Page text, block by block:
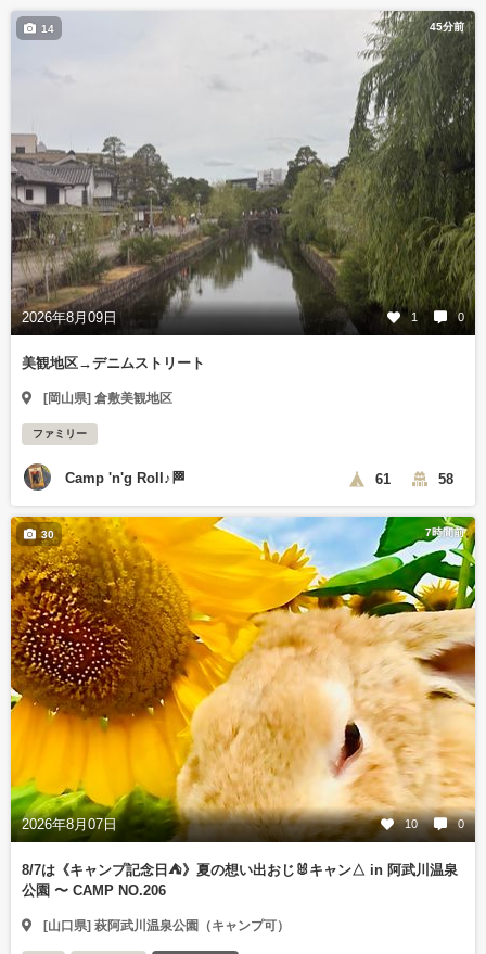
45分前
2026年8月09日 1 0
14
美観地区→デニムストリート
[岡山県] 倉敷美観地区
ファミリー
Camp 'n'g Roll♪🏁 61 58
7時間前
2026年8月07日 10 0
30
8/7は《キャンプ記念日⛺️》夏の想い出おじ🐰キャン△ in 阿武川温泉
公園 〜 CAMP NO.206
[山口県] 萩阿武川温泉公園（キャンプ可）